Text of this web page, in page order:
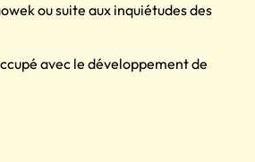
ou suite aux inquiétudes des
avec le développement de